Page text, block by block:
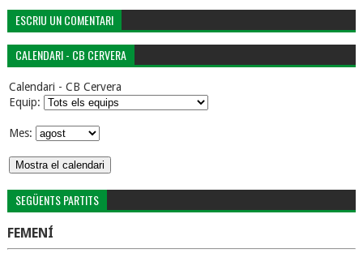
ESCRIU UN COMENTARI
CALENDARI - CB CERVERA
Calendari - CB Cervera
Equip:
Mes:
SEGÜENTS PARTITS
FEMENÍ